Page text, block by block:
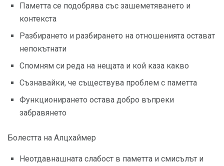
Паметта се подобрява със зашеметяването и
контекста
Разбирането и разбирането на отношенията остават
непокътнати
Спомням си реда на нещата и кой каза какво
Съзнавайки, че съществува проблем с паметта
Функционирането остава добро въпреки
забравянето
Болестта на Алцхаймер
Неотдавнашната слабост в паметта и смисълът и